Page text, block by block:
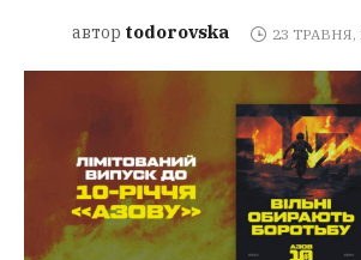
автор todorovska 23 ТРАВНЯ,